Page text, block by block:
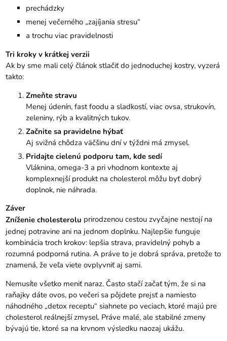
prechádzky
menej večerného „zajíjania stresu“
a trochu viac pravidelnosti
Tri kroky v krátkej verzii
Ak by sme mali celý článok stlačiť do jednoduchej kostry, vyzerá
takto:
Zmeňte stravu
Menej údenín, fast foodu a sladkostí, viac ovsa, strukovín,
zeleniny, rýb a kvalitných tukov.
Začnite sa pravidelne hýbať
Aj svižná chôdza väčšinu dní v týždni má zmysel.
Pridajte cielenú podporu tam, kde sedí
Vláknina, omega-3 a pri vhodnom kontexte aj
komplexnejší produkt na cholesterol môžu byť dobrý
doplnok, nie náhrada.
Záver
Zníženie cholesterolu prirodzenou cestou zvyčajne nestojí na
jednej potravine ani na jednom doplnku. Najlepšie funguje
kombinácia troch krokov: lepšia strava, pravidelný pohyb a
rozumná podporná rutina. A práve to je dobrá správa, pretože to
znamená, že veľa viete ovplyvniť aj sami.
Nemusíte všetko meniť naraz. Často stačí začať tým, že si na
raňajky dáte ovos, po večeri sa pôjdete prejsť a namiesto
náhodného „detox receptu“ siahnete po veciach, ktoré majú pre
cholesterol reálnejší zmysel. Práve malé, ale stabilné zmeny
bývajú tie, ktoré sa na krvnom výsledku naozaj ukážu.